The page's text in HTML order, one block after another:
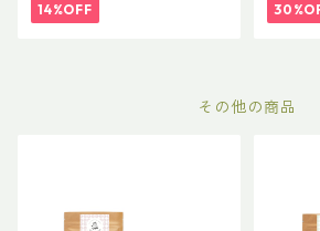
14%OFF
その他の商品